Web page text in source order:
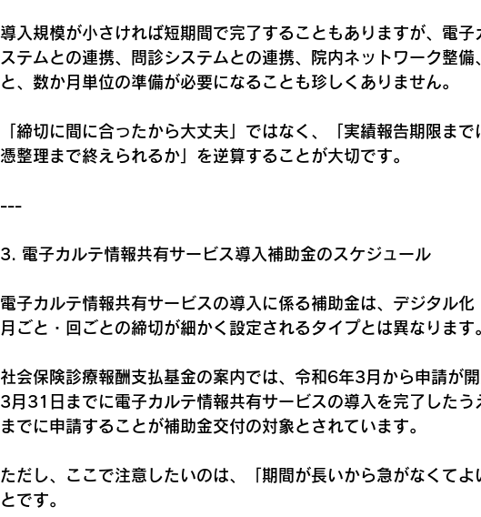
導入規模が小さければ短期間で完了することもありますが、電
ステムとの連携、問診システムとの連携、院内ネットワーク整
と、数か月単位の準備が必要になることも珍しくありません。
「締切に間に合ったから大丈夫」ではなく、「実績報告期限ま
憑整理まで終えられるか」を逆算することが大切です。
---
3. 電子カルテ情報共有サービス導入補助金のスケジュール
電子カルテ情報共有サービスの導入に係る補助金は、デジタル化
月ごと・回ごとの締切が細かく設定されるタイプとは異なります
社会保険診療報酬支払基金の案内では、令和6年3月から申請が
3月31日までに電子カルテ情報共有サービスの導入を完了した
までに申請することが補助金交付の対象とされています。
ただし、ここで注意したいのは、「期間が長いから急がなくて
とです。